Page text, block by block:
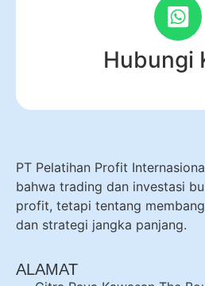
Hubungi
PT Pelatihan Profit
bahwa trading dan investasi
profit, tetapi tentang
dan strategi jangka panjang.
ALAMAT